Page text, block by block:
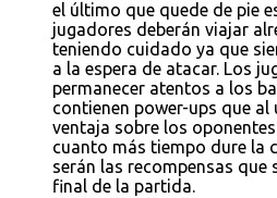
el último que quede de pie
jugadores deberán viajar
teniendo cuidado ya que
a la espera de atacar. Los
permanecer atentos a los
contienen power-ups que al
ventaja sobre los
cuanto más tiempo dure la
serán las recompensas que
final de la partida.